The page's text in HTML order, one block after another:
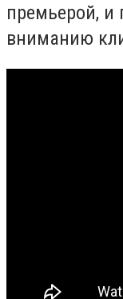
премьерой, и
вниманию